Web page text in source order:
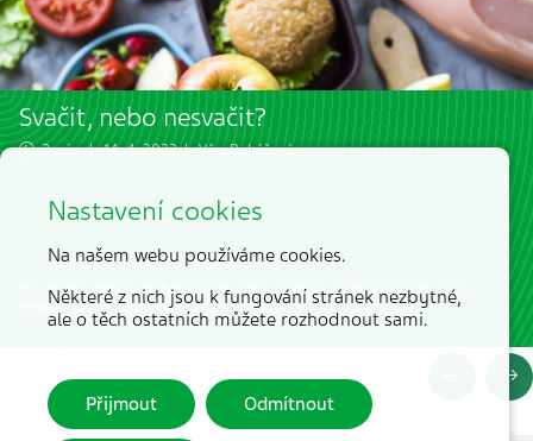
Svačit, nebo nesvačit?
3 min. | 14. 4. 2023 |Věra Boháčová
Na otázku, zda je dobré svačit, nebo naopak raději nesvačit, není
jediná správná odpověď.
Nastavení cookies
Na našem webu používáme cookies.
Některé z nich jsou k fungování stránek nezbytné,
ale o těch ostatních můžete rozhodnout sami.
Přijmout Odmítnout